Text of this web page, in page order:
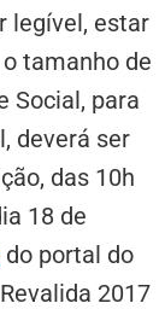
legível, estar
tamanho de
Social, para
deverá ser
das 10h
18 de
do portal do
2017